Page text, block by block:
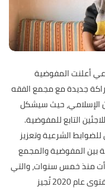
أعلنت المفوضية
جديدة مع مجمع الفقه
الإسلامي، حيث سيشكل
التابع للمفوضية.
الشرعية وتعزيز
بين المفوضية والمجمع
منذ خمس سنوات، والتي
شهدت إصدار مجمع الفقه الإسلامي الدولي فتوى عام 2020 تُجيز